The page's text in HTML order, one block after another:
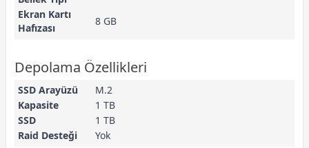
Ekran Kartı
Hafızası
8 GB
Depolama Özellikleri
SSD Arayüzü
M.2
Kapasite
1 TB
SSD
1 TB
Raid Desteği
Yok